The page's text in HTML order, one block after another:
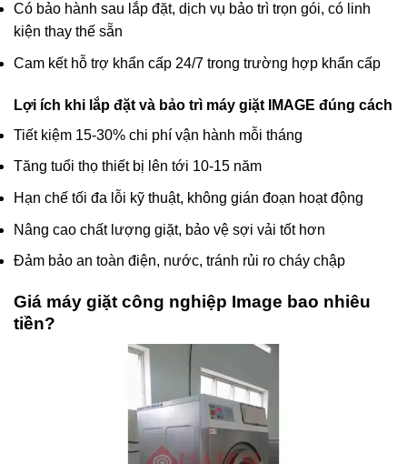
Có bảo hành sau lắp đặt, dịch vụ bảo trì trọn gói, có linh
kiện thay thế sẵn
Cam kết hỗ trợ khẩn cấp 24/7 trong trường hợp khẩn cấp
Lợi ích khi lắp đặt và bảo trì máy giặt IMAGE đúng cách
Tiết kiệm 15-30% chi phí vận hành mỗi tháng
Tăng tuổi thọ thiết bị lên tới 10-15 năm
Hạn chế tối đa lỗi kỹ thuật, không gián đoạn hoạt động
Nâng cao chất lượng giặt, bảo vệ sợi vải tốt hơn
Đảm bảo an toàn điện, nước, tránh rủi ro cháy chập
Giá máy giặt công nghiệp Image bao nhiêu
tiền?